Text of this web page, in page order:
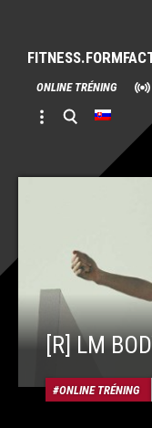
Skip
to
content
ONLINE TRÉNING
[R] LM
ONLINE TRÉNING